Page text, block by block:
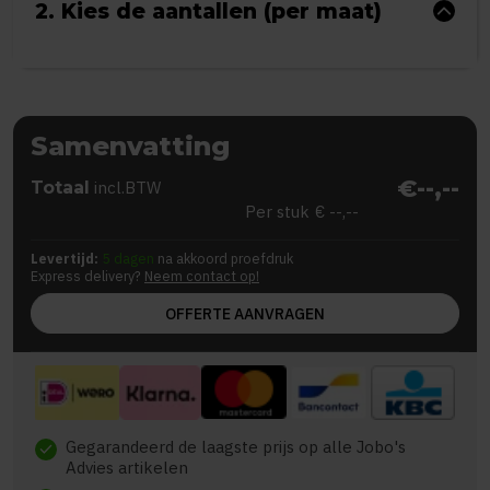
2. Kies de aantallen (per maat)
Samenvatting
Totaal incl.BTW €--,--
Per stuk € --,--
Levertijd: 5 dagen na akkoord proefdruk
Express delivery? Neem contact op!
OFFERTE AANVRAGEN
check Gegarandeerd de laagste prijs op alle Jobo's
Advies artikelen